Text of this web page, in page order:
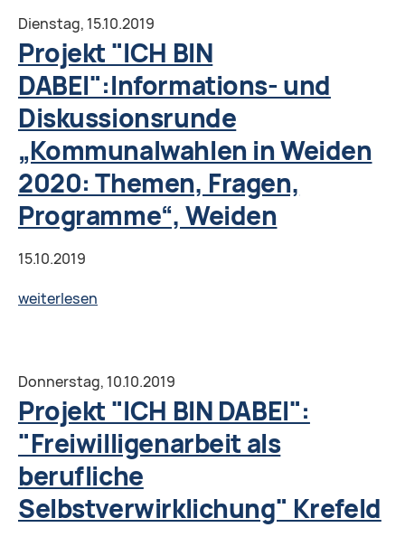
DABEI":Встреча
с
уполномоченной
по
делам
женщин
и
вопросам
равноправия
Dienstag, 15.10.2019
Projekt "ICH BIN
DABEI":Informations- und
Diskussionsrunde
„Kommunalwahlen in Weiden
2020: Themen, Fragen,
Programme“, Weiden
15.10.2019
weiterlesen
DABEI":Informations-
und
Diskussionsrunde
„Kommunalwahlen
in
Weiden
2020:
Donnerstag, 10.10.2019
Projekt "ICH BIN DABEI":
"Freiwilligenarbeit als
berufliche
Selbstverwirklichung" Krefeld